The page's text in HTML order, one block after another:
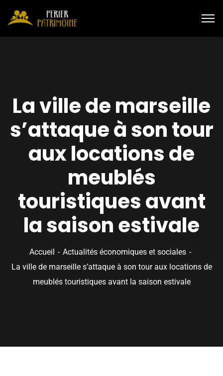
La ville de marseille
s’attaque à son tour
aux locations de
meublés
touristiques avant
la saison estivale
Accueil
Actualités économiques et sociales
La ville de marseille s’attaque à son tour aux locations de
meublés touristiques avant la saison estivale